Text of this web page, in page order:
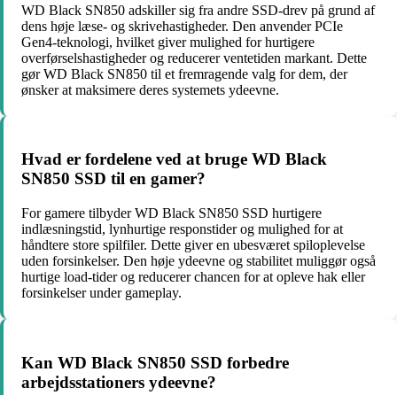
WD Black SN850 adskiller sig fra andre SSD-drev på grund af
dens høje læse- og skrivehastigheder. Den anvender PCIe
Gen4-teknologi, hvilket giver mulighed for hurtigere
overførselshastigheder og reducerer ventetiden markant. Dette
gør WD Black SN850 til et fremragende valg for dem, der
ønsker at maksimere deres systemets ydeevne.
Hvad er fordelene ved at bruge WD Black
SN850 SSD til en gamer?
For gamere tilbyder WD Black SN850 SSD hurtigere
indlæsningstid, lynhurtige responstider og mulighed for at
håndtere store spilfiler. Dette giver en ubesværet spiloplevelse
uden forsinkelser. Den høje ydeevne og stabilitet muliggør også
hurtige load-tider og reducerer chancen for at opleve hak eller
forsinkelser under gameplay.
Kan WD Black SN850 SSD forbedre
arbejdsstationers ydeevne?